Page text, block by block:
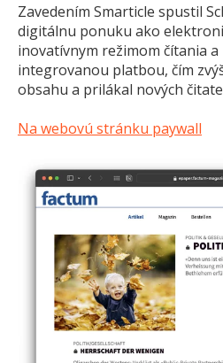
Zavedením Smarticle spustil
digitálnu ponuku ako
inovatívnym režimom čítania
integrovanou platbou, čím
obsahu a prilákal nových
Na webovú stránku paywall